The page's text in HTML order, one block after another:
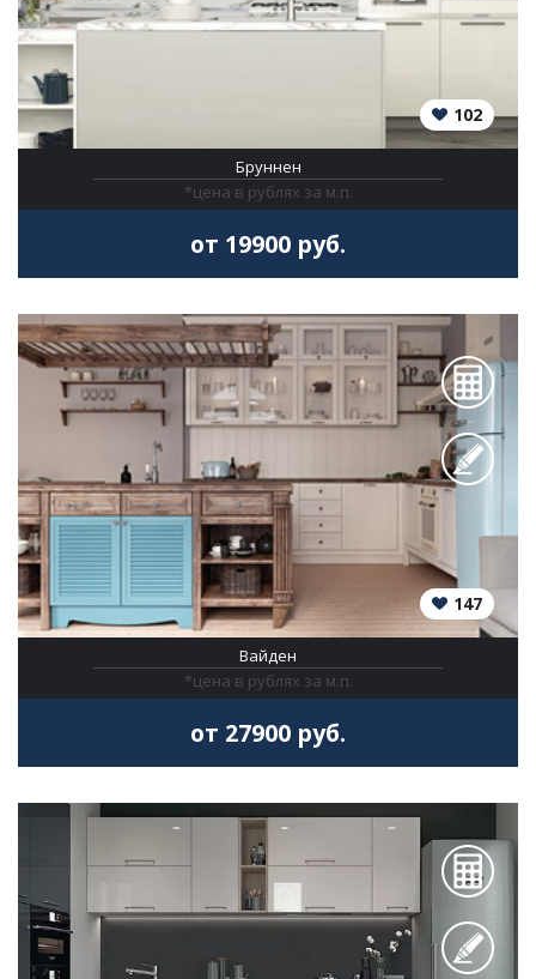
102
Бруннен
*цена в рублях за м.п.
от 19900 руб.
147
Вайден
*цена в рублях за м.п.
от 27900 руб.